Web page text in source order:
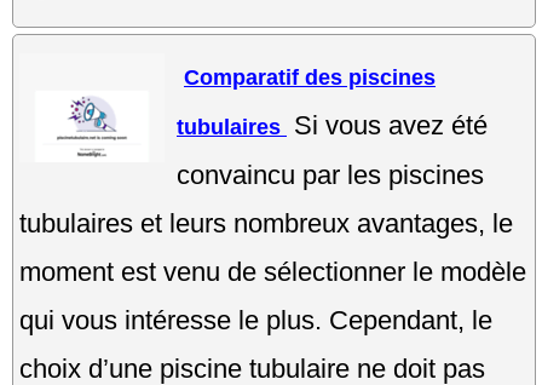
Comparatif des piscines
tubulaires Si vous avez été
convaincu par les piscines
tubulaires et leurs nombreux avantages, le
moment est venu de sélectionner le modèle
qui vous intéresse le plus. Cependant, le
choix d’une piscine tubulaire ne doit pas